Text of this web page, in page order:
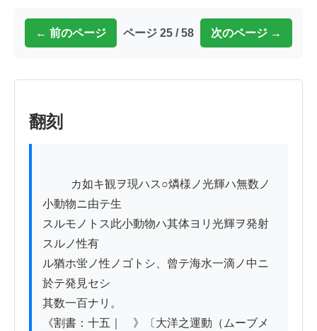
← 前のページ ページ 25 / 58 次のページ →
翻刻
小動物ニ由テ生
スルモノトス此小動物ハ其体ヨリ光輝ヲ発射
スルノ性有
ル猶ホ蛍ノ性ノゴトシ、曾テ海水一滴ノ中ニ
於テ発見セシ
其数一百ナリ。
《割書：十五｜　》〔大洋之運動（ムーブメ